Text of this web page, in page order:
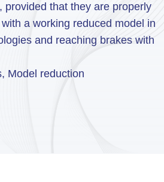
that they are properly
a working reduced model in
and reaching brakes with
Model reduction